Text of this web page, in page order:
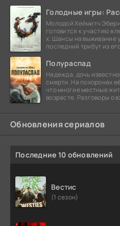
Голодные игры:
Молодой Хеймитч
готовится к участию в
х. Шансы на выживание
последний трибут из
Полураспад
Надежда, дочь
смерти. На похоронах
что многие местные
возрасте. Разговоры о
Обновления сериалов
Последние 10 обновлений
Вестис
(1 сезон)